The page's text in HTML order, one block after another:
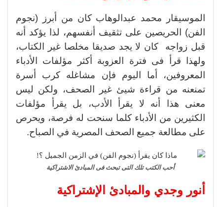
الموسيقار محمد عبدالوهاب كان من أبرز (نجوم
الفن) الحريصين على تثقيف أنفسهم، لذا يؤكد أنه
قبل زواجه كان لا يجد صديقا مخلصا غير الكتاب،
ولهذا قرأ فى فترة العزوبة أكثر مؤلفات الأدباء
المعروفين، أما اليوم فإن مشاغله كرب أسرة
تمنعنه من قراءة شيئ غير الصحف، ولكن ليس
معنى هذا أنه لا يقرأ الأدب، بل يقرأ مؤلفات
الكثيرين من الأدباء كلما سنحت له فرصة، ويحرص
على مطالعة جميع الصحف المصرية في الصباح.
أحب الكتب تلك التى تبحث فى المبادئ الاشتراكية
أنور وجدي والمبادئ الإشتراكية